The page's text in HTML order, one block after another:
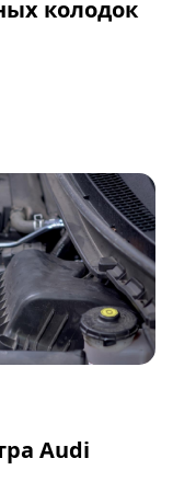
колодок
Audi